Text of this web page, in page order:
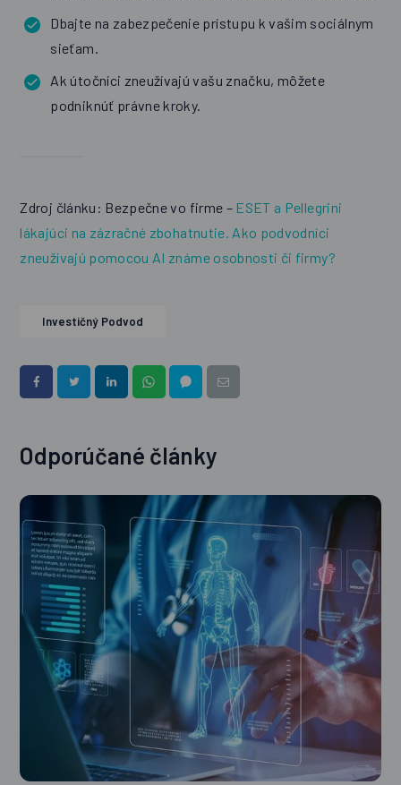
Dbajte na zabezpečenie prístupu k vašim sociálnym
sieťam.
Ak útočníci zneužívajú vašu značku, môžete
podniknúť právne kroky.
Zdroj článku: Bezpečne vo firme – ESET a Pellegrini
lákajúci na zázračné zbohatnutie. Ako podvodníci
zneužívajú pomocou AI známe osobnosti či firmy?
Investičný Podvod
Odporúčané články